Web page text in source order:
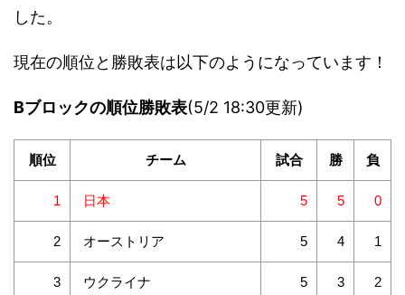
した。
現在の順位と勝敗表は以下のようになっています！
Bブロックの順位勝敗表(5/2 18:30更新)
順位 チーム 試合 勝 負
1 日本 5 5 0
2 オーストリア 5 4 1
3 ウクライナ 5 3 2